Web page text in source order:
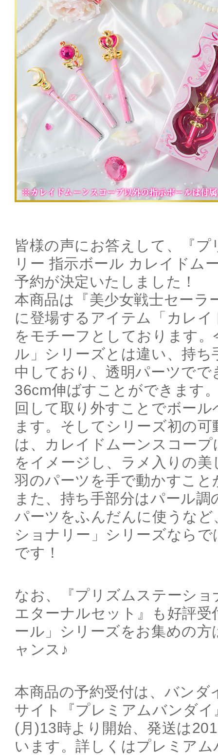
皆様の声にお答えして、『
リー 指示ボール カレイドム
予約が決定いたしました！
本商品は『美少女戦士セーラ
に登場するアイテム「カレ
をモチーフとしております
ル」シリーズとは違い、持ち
中しており、透明パーツでで
36cm伸ばすことができます
回して取り外すことでボー
ます。そしてシリーズ初の
は、カレイドムーンスコー
をイメージし、ラメ入りの
羽のパーツを手で動かすこと
また、持ち手部分はパール
パーツをふんだんに使うな
ショナリー」シリーズなら
です！
なお、『プリズムステーシ
エターナルセット』も好評受
ール」シリーズをお集めの
ャンス♪
本商品の予約受付は、バンダ
サイト『プレミアムバンダ
(月)13時より開始、発送は
います。詳しくはプレミア